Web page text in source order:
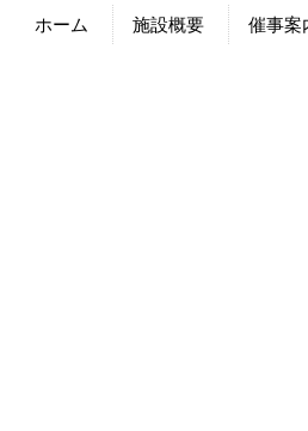
ホーム 施設概要 催事案